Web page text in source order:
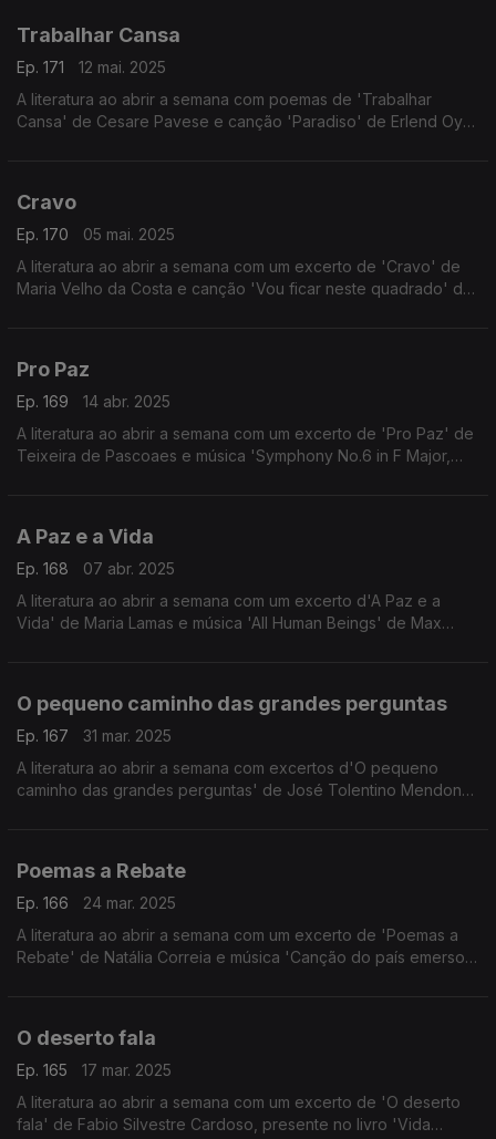
Trabalhar Cansa
Ep. 171
12 mai. 2025
A literatura ao abrir a semana com poemas de 'Trabalhar
Cansa' de Cesare Pavese e canção 'Paradiso' de Erlend Oye
Cravo
Ep. 170
05 mai. 2025
A literatura ao abrir a semana com um excerto de 'Cravo' de
Maria Velho da Costa e canção 'Vou ficar neste quadrado' de
Pro Paz
Ep. 169
14 abr. 2025
A literatura ao abrir a semana com um excerto de 'Pro Paz' de
Teixeira de Pascoaes e música 'Symphony No.6 in F Major,
A Paz e a Vida
Ep. 168
07 abr. 2025
A literatura ao abrir a semana com um excerto d'A Paz e a
Vida' de Maria Lamas e música 'All Human Beings' de Max
O pequeno caminho das grandes perguntas
Ep. 167
31 mar. 2025
A literatura ao abrir a semana com excertos d'O pequeno
caminho das grandes perguntas' de José Tolentino Mendonça
Poemas a Rebate
Ep. 166
24 mar. 2025
A literatura ao abrir a semana com um excerto de 'Poemas a
Rebate' de Natália Correia e música 'Canção do país emerso'
O deserto fala
Ep. 165
17 mar. 2025
A literatura ao abrir a semana com um excerto de 'O deserto
fala' de Fabio Silvestre Cardoso, presente no livro 'Vida